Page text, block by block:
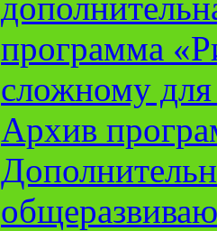
программа
сложному
Архив